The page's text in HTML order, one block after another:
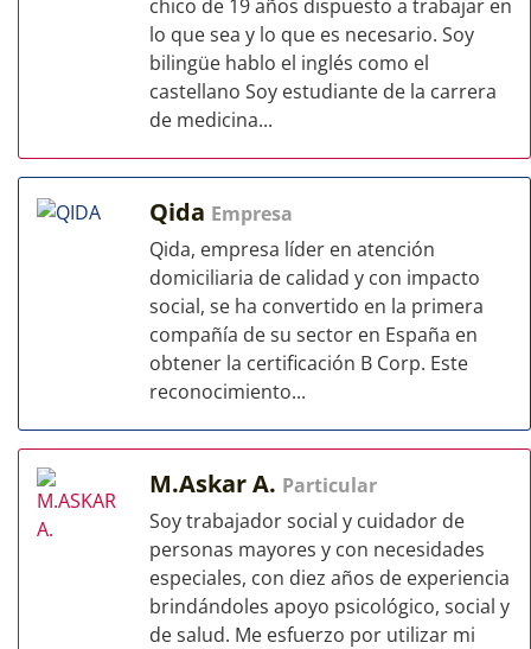
chico de 19 años dispuesto a trabajar en
lo que sea y lo que es necesario. Soy
bilingüe hablo el inglés como el
castellano Soy estudiante de la carrera
de medicina...
Qida Empresa
Qida, empresa líder en atención
domiciliaria de calidad y con impacto
social, se ha convertido en la primera
compañía de su sector en España en
obtener la certificación B Corp. Este
reconocimiento...
M.Askar A. Particular
Soy trabajador social y cuidador de
personas mayores y con necesidades
especiales, con diez años de experiencia
brindándoles apoyo psicológico, social y
de salud. Me esfuerzo por utilizar mi